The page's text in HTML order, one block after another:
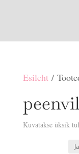
Esileht/
Kuvatakse üksik